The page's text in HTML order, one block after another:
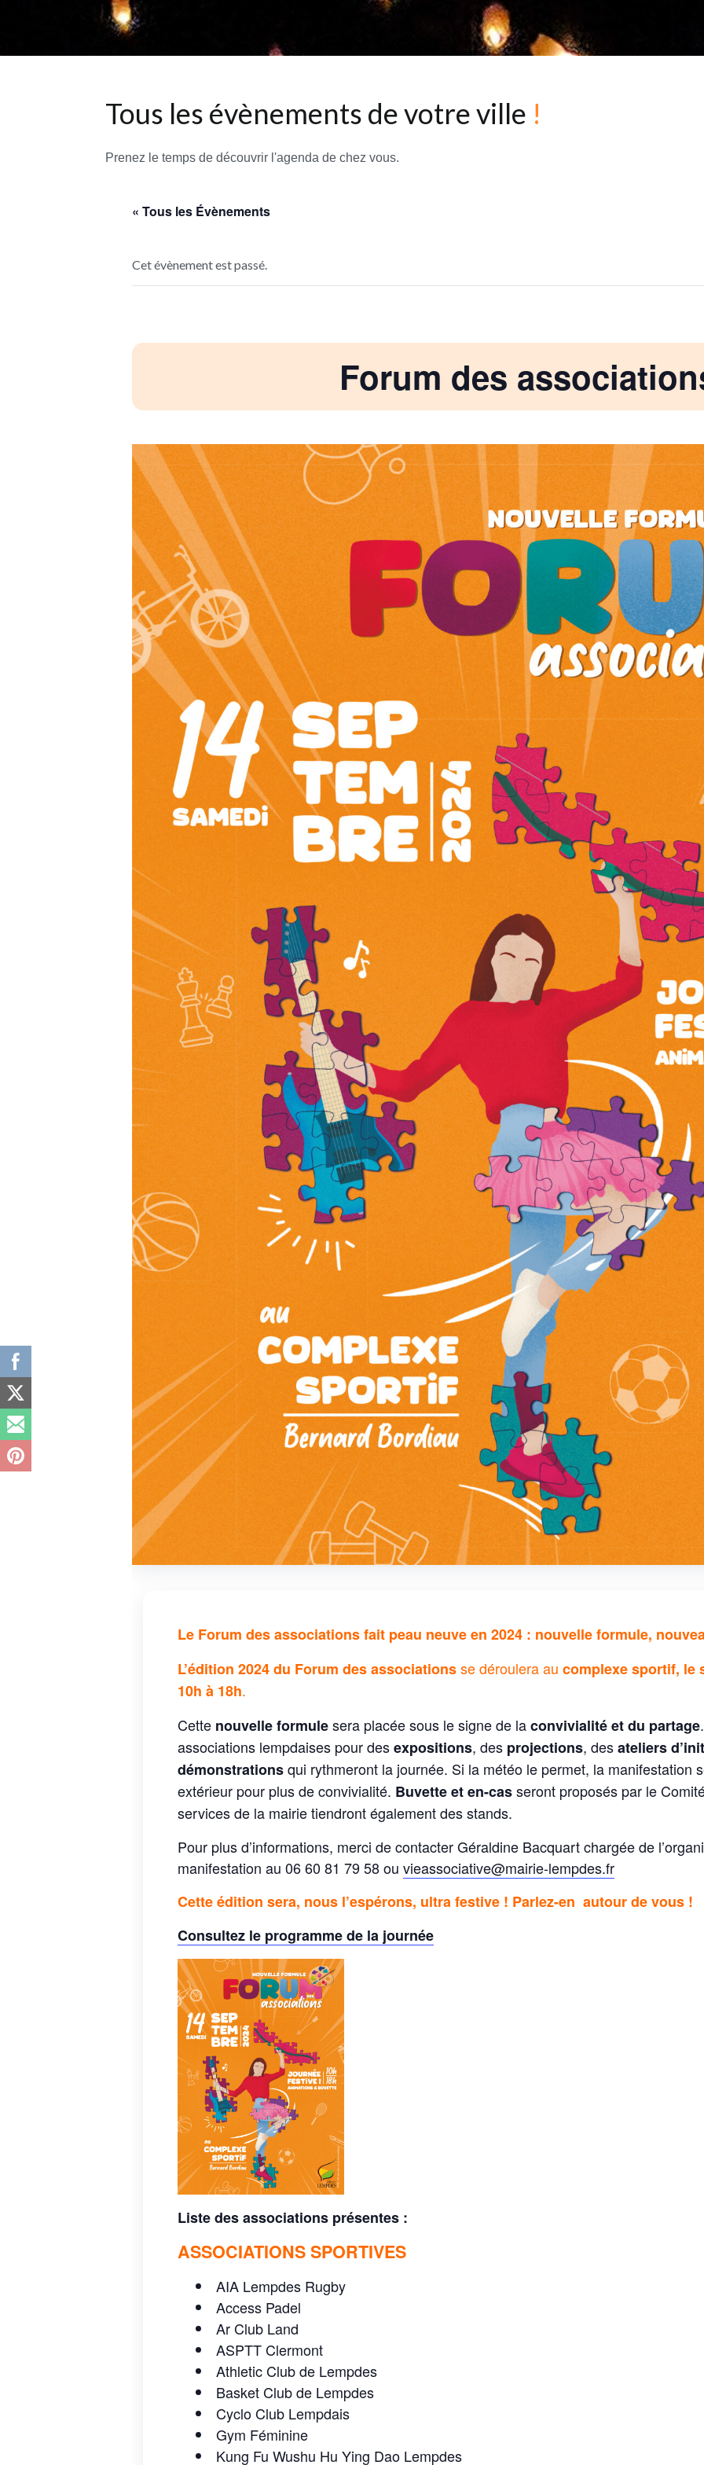
Tous les évènements de votre ville !
Prenez le temps de découvrir l'agenda de chez vous.
« Tous les Évènements
Cet évènement est passé.
Forum des
Le Forum des associations fait peau neuve en 2024 : nouvelle formule,
L’édition 2024 du Forum des associationsse déroulera au complexe sportif, le
10h à 18h.
Cette nouvelle formulesera placée sous le signe de laconvivialité et du partage
associations lempdaises pour desexpositions, des projections, desateliers
démonstrationsqui rythmeront la journée. Si la météo le permet, la manifestation
extérieur pour plus de convivialité. Buvette et en-casseront proposés par le
services de la mairie tiendront également des stands.
Pour plus d’informations, merci de contacter Géraldine Bacquart chargée de
manifestation au 06 60 81 79 58 ou vieassociative@mairie-lempdes.fr
Cette édition sera, nous l’espérons, ultra festive ! Parlez-en autour de vous !
Consultez le programme de la journée
Liste des associations présentes :
ASSOCIATIONS SPORTIVES
AIA Lempdes Rugby
Access Padel
Ar Club Land
ASPTT Clermont
Athletic Club de Lempdes
Basket Club de Lempdes
Cyclo Club Lempdais
Gym Féminine
Kung Fu Wushu Hu Ying Dao Lempdes